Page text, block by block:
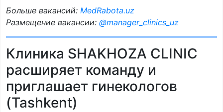
Больше вакансий: MedRabota.uz
Размещение вакансии: @manager_clinics_uz
Клиника SHAKHOZA CLINIC
расширяет команду и
приглашает гинекологов
(Tashkent)